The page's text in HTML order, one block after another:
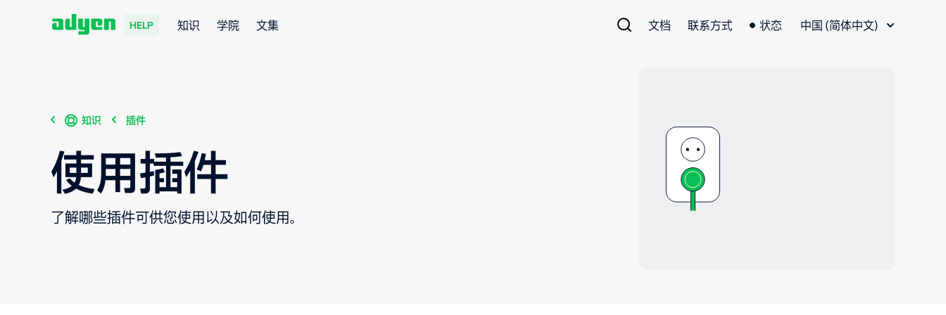
HELP 知识 学院 文集 文档 联系方式 状态
中国 (简体中文)
知识 插件
使用插件
了解哪些插件可供您使用以及如何使用。